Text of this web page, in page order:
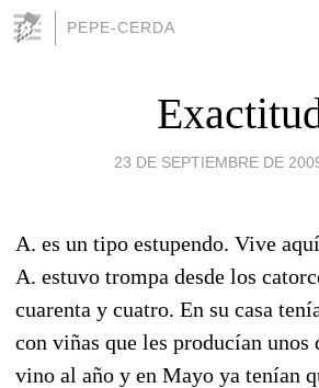
PEPE-CERDA
23 DE SEPTIEMBRE DE
A. es un tipo estupendo. Vive
A. estuvo trompa desde los
cuarenta y cuatro. En su casa
con viñas que les producían
vino al año y en Mayo ya tenían